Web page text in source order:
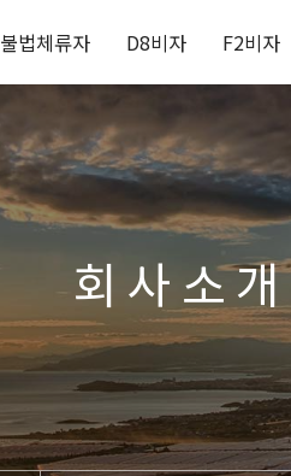
불법체류자 D8비자 F2비자
회사소개